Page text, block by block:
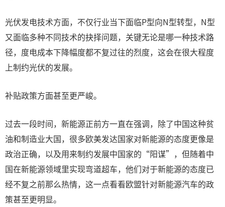
光伏发电技术方面，不仅行业当下面临P型向N型转型，N型
又面临多种不同技术的抉择问题，关键无论是哪一种技术路
径，度电成本下降幅度都不复过往的烈度，这会在很大程度
上制约光伏的发展。
补贴政策方面甚至更严峻。
过去一段时间，新能源正前方一直在强调，除了中国这种贫
油和制造业大国，很多欧美发达国家对新能源的态度更像是
政治正确，以及用来制约发展中国家的“阳谋”，但随着中
国在新能源领域里实现弯道超车，他们对于新能源的态度已
经不复之前那么热情，这一点看看欧盟针对新能源汽车的政
策甚至更明显。